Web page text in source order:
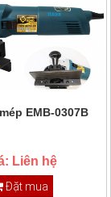
EMB-0307B
Liên hệ
Đặt mua